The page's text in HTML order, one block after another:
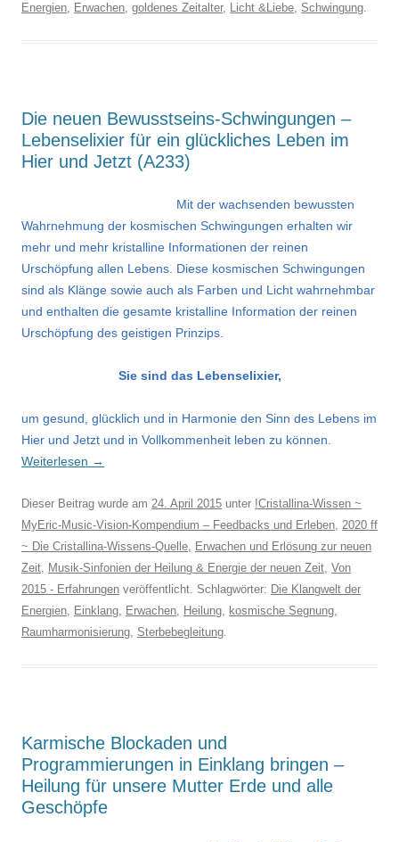
Energien, Erwachen, goldenes Zeitalter, Licht &Liebe, Schwingung.
Die neuen Bewusstseins-Schwingungen –
Lebenselixier für ein glückliches Leben im
Hier und Jetzt (A233)
Mit der wachsenden bewussten
Wahrnehmung der kosmischen Schwingungen erhalten wir
mehr und mehr kristalline Informationen der reinen
Urschöpfung allen Lebens. Diese kosmischen Schwingungen
sind als Klänge sowie auch als Farben und Licht wahrnehmbar
und enthalten die gesamte kristalline Information der reinen
Urschöpfung des geistigen Prinzips.
Sie sind das Lebenselixier,
um gesund, glücklich und in Harmonie den Sinn des Lebens im
Hier und Jetzt und in Vollkommenheit leben zu können.
Weiterlesen →
Dieser Beitrag wurde am 24. April 2015 unter !Cristallina-Wissen ~
MyEric-Music-Vision-Kompendium – Feedbacks und Erleben, 2020 ff
~ Die Cristallina-Wissens-Quelle, Erwachen und Erlösung zur neuen
Zeit, Musik-Sinfonien der Heilung & Energie der neuen Zeit, Von
2015 - Erfahrungen veröffentlicht. Schlagwörter: Die Klangwelt der
Energien, Einklang, Erwachen, Heilung, kosmische Segnung,
Raumharmonisierung, Sterbebegleitung.
Karmische Blockaden und
Programmierungen in Einklang bringen –
Heilung für unsere Mutter Erde und alle
Geschöpfe